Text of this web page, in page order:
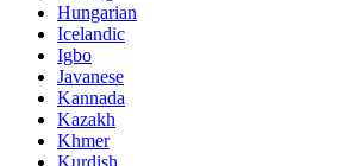
Hungarian
Icelandic
Igbo
Javanese
Kannada
Kazakh
Khmer